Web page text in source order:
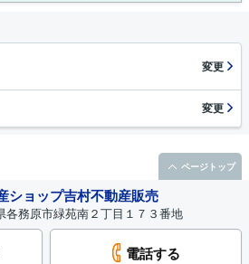
変更
変更
ショップ吉村不動産販売
務原市緑苑南２丁目１７３番地
電話する
ページトップ